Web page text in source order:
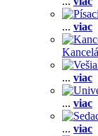
... viac
... viac
... viac
... viac